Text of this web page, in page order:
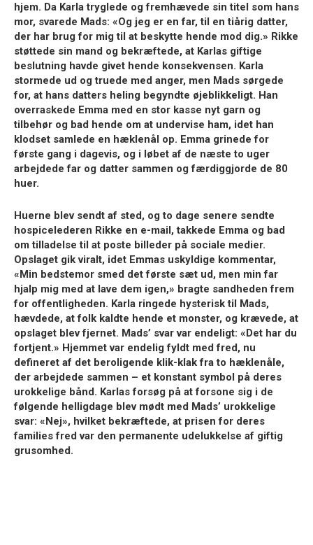
hjem. Da Karla tryglede og fremhævede sin titel som hans
mor, svarede Mads: «Og jeg er en far, til en tiårig datter,
der har brug for mig til at beskytte hende mod dig.» Rikke
støttede sin mand og bekræftede, at Karlas giftige
beslutning havde givet hende konsekvensen. Karla
stormede ud og truede med anger, men Mads sørgede
for, at hans datters heling begyndte øjeblikkeligt. Han
overraskede Emma med en stor kasse nyt garn og
tilbehør og bad hende om at undervise ham, idet han
klodset samlede en hæklenål op. Emma grinede for
første gang i dagevis, og i løbet af de næste to uger
arbejdede far og datter sammen og færdiggjorde de 80
huer.
Huerne blev sendt af sted, og to dage senere sendte
hospicelederen Rikke en e-mail, takkede Emma og bad
om tilladelse til at poste billeder på sociale medier.
Opslaget gik viralt, idet Emmas uskyldige kommentar,
«Min bedstemor smed det første sæt ud, men min far
hjalp mig med at lave dem igen,» bragte sandheden frem
for offentligheden. Karla ringede hysterisk til Mads,
hævdede, at folk kaldte hende et monster, og krævede, at
opslaget blev fjernet. Mads’ svar var endeligt: «Det har du
fortjent.» Hjemmet var endelig fyldt med fred, nu
defineret af det beroligende klik-klak fra to hæklenåle,
der arbejdede sammen – et konstant symbol på deres
urokkelige bånd. Karlas forsøg på at forsone sig i de
følgende helligdage blev mødt med Mads’ urokkelige
svar: «Nej», hvilket bekræftede, at prisen for deres
families fred var den permanente udelukkelse af giftig
grusomhed.